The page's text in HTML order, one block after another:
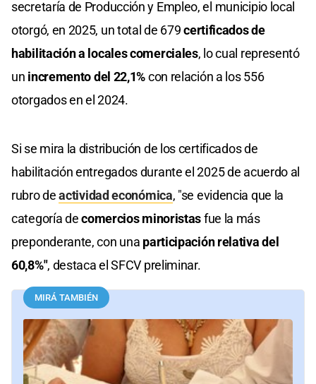
secretaría de Producción y Empleo, el municipio local
otorgó, en 2025, un total de 679certificados de
habilitación a locales comerciales, lo cual representó
un incremento del 22,1%con relación a los 556
otorgados en el 2024.
Si se mira la distribución de los certificados de
habilitación entregados durante el 2025 de acuerdo al
rubro deactividad económica, "se evidencia que la
categoría decomercios minoristasfue la más
preponderante, con una participación relativa del
60,8%", destaca el SFCV preliminar.
MIRÁ TAMBIÉN